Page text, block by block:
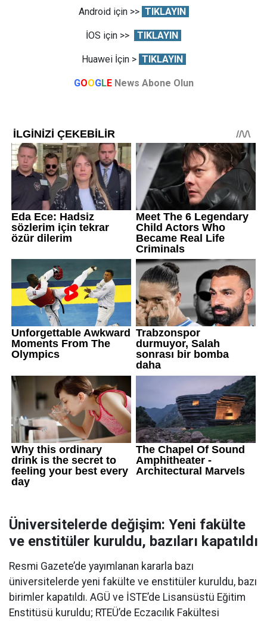
Android için >> TIKLAYIN
İOS için >> TIKLAYIN
Huawei İçin > TIKLAYIN
GOOGLE News Abone Olun
Üniversitelerde değişim: Yeni fakülte
ve enstitüler kuruldu, bazıları kapatıldı
Resmi Gazete’de yayımlanan kararla bazı
üniversitelerde yeni fakülte ve enstitüler kuruldu, bazı
birimler kapatıldı. AGÜ ve İSTE’de Lisansüstü Eğitim
Enstitüsü kuruldu; RTEÜ’de Eczacılık Fakültesi